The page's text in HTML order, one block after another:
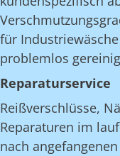
für
problemlos
Reparaturservice
Reißverschlüsse,
Reparaturen im
nach